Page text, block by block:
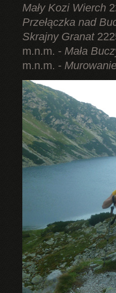
Mały Kozi Wierch
Przełączka nad
Skrajny Granat
m.n.m. - Mała
m.n.m. -